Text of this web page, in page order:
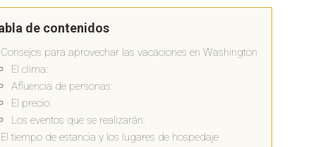
de contenidos
Consejos para aprovechar las vacaciones en Washington
El clima:
Afluencia de personas:
El precio:
Los eventos que se realizarán:
El tiempo de estancia y los lugares de hospedaje